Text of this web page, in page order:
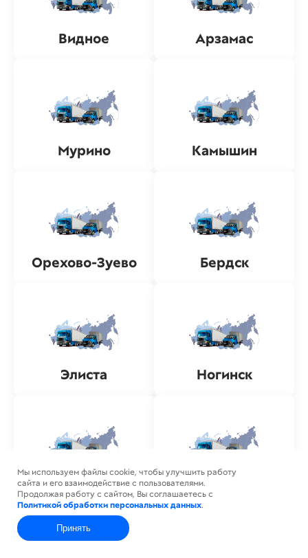
Видное Арзамас
Мурино Камышин
Орехово-Зуево Бердск
Элиста Ногинск
Новошахтинск Ноябрьск
Мы используем файлы cookie, чтобы улучшить работу
сайта и его взаимодействие с пользователями.
Продолжая работу с сайтом, Вы соглашаетесь с
Политикой обработки персональных данных.
Принять